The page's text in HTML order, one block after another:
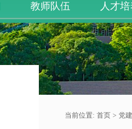
教师队伍 人才
当前位置: 首页 > 党